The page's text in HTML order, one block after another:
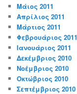
Μάιος 2011
Απρίλιος 2011
Μάρτιος 2011
Φεβρουάριος 2011
Ιανουάριος 2011
Δεκέμβριος 2010
Νοέμβριος 2010
Οκτώβριος 2010
Σεπτέμβριος 2010